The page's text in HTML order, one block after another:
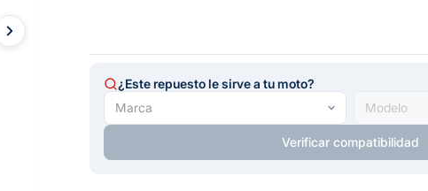
¿Este repuesto le sirve a tu moto?
Verificar compatibilidad